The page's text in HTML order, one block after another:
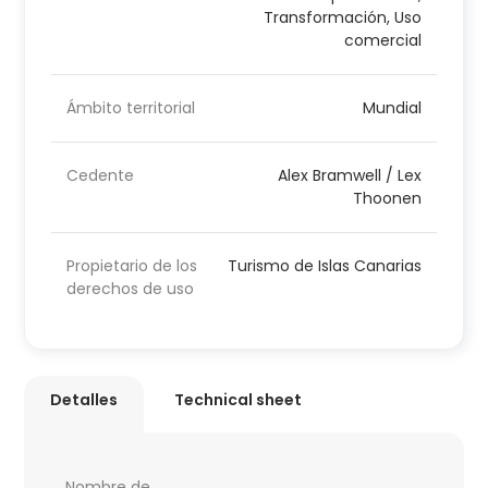
Transformación, Uso
comercial
Ámbito territorial Mundial
Cedente
Alex Bramwell / Lex
Thoonen
Propietario de los
derechos de uso
Turismo de Islas Canarias
Detalles Technical sheet